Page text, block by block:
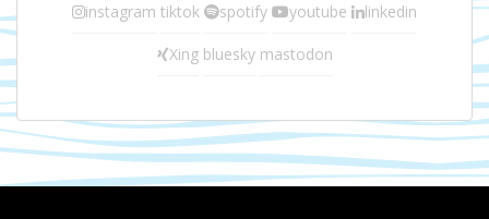
instagram tiktok spotify youtube linkedin
Xing bluesky mastodon